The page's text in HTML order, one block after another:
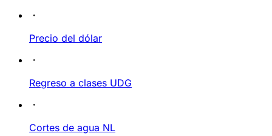
Precio del dólar
Regreso a clases UDG
Cortes de agua NL